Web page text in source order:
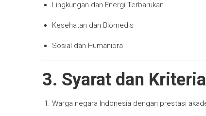
Lingkungan dan Energi Terbarukan
Kesehatan dan Biomedis
Sosial dan Humaniora
3. Syarat dan
Warga negara Indonesia dengan prestasi